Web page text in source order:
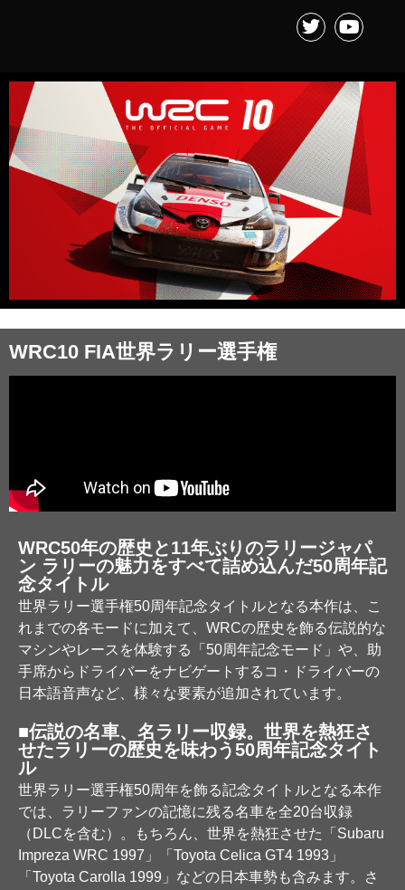
WRC10 FIA世界ラリー選手権
WRC50年の歴史と11年ぶりのラリージャパ
ン ラリーの魅力をすべて詰め込んだ50周年記
念タイトル
世界ラリー選手権50周年記念タイトルとなる本作は、こ
れまでの各モードに加えて、WRCの歴史を飾る伝説的な
マシンやレースを体験する「50周年記念モード」や、助
手席からドライバーをナビゲートするコ・ドライバーの
日本語音声など、様々な要素が追加されています。
■伝説の名車、名ラリー収録。世界を熱狂さ
せたラリーの歴史を味わう50周年記念タイト
ル
世界ラリー選手権50周年を飾る記念タイトルとなる本作
では、ラリーファンの記憶に残る名車を全20台収録
（DLCを含む）。もちろん、世界を熱狂させた「Subaru
Impreza WRC 1997」「Toyota Celica GT4 1993」
「Toyota Carolla 1999」などの日本車勢も含みます。さ